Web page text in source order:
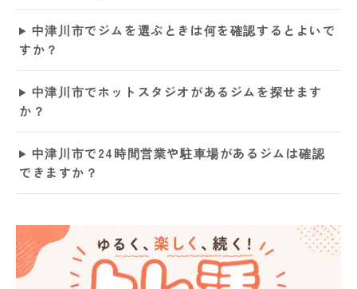
中津川市でジムを選ぶときは何を確認するとよいで
すか？
中津川市でホットスタジオがあるジムを探せます
か？
中津川市で24時間営業や駐車場があるジムは確認
できますか？